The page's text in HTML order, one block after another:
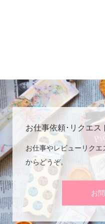
お仕事依頼･リクエス
お仕事やレビューリク
からどうぞ。
お